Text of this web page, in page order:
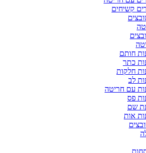
קשיחים
חותם
כתר
חלקות
לב
עם חריטה
פס
שם
אות